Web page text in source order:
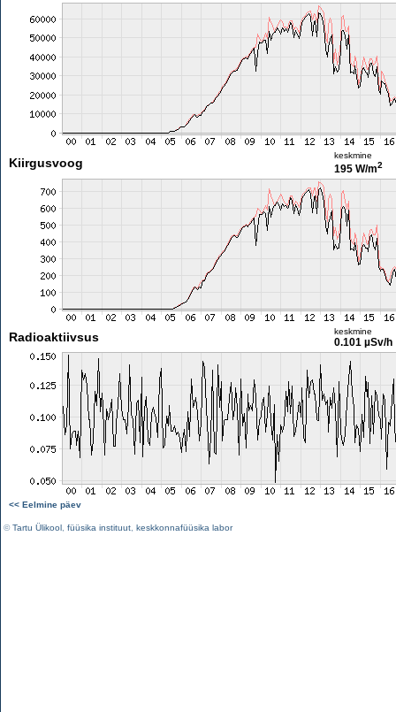
Kiirgusvoog
keskmine
195 W/m2
Radioaktiivsus keskmine
0.101 µSv/h
<< Eelmine päev
©Tartu Ülikool füüsika instituut keskkonnafüüsika labor